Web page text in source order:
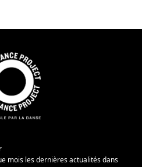
mois les dernières actualités dans